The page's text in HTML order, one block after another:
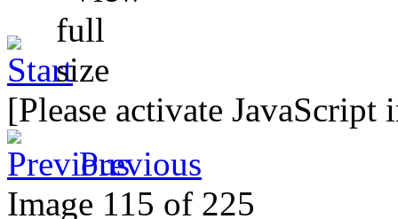
[Please activate
Previous
Image 115 of 225